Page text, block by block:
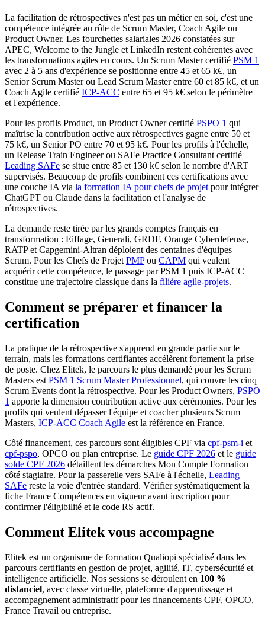
La facilitation de rétrospectives n'est pas un métier en soi, c'est une
compétence intégrée au rôle de Scrum Master, Coach Agile ou
Product Owner. Les fourchettes salariales 2026 constatées sur
APEC, Welcome to the Jungle et LinkedIn restent cohérentes avec
les transformations agiles en cours. Un Scrum Master certifié PSM 1
avec 2 à 5 ans d'expérience se positionne entre 45 et 65 k€, un
Senior Scrum Master ou Lead Scrum Master entre 60 et 85 k€, et un
Coach Agile certifié ICP-ACC entre 65 et 95 k€ selon le périmètre
et l'expérience.
Pour les profils Product, un Product Owner certifié PSPO 1 qui
maîtrise la contribution active aux rétrospectives gagne entre 50 et
75 k€, un Senior PO entre 70 et 95 k€. Pour les profils à l'échelle,
un Release Train Engineer ou SAFe Practice Consultant certifié
Leading SAFe se situe entre 85 et 130 k€ selon le nombre d'ART
supervisés. Beaucoup de profils combinent ces certifications avec
une couche IA via la formation IA pour chefs de projetpour intégrer
ChatGPT ou Claude dans la facilitation et l'analyse de
rétrospectives.
La demande reste tirée par les grands comptes français en
transformation : Eiffage, Generali, GRDF, Orange Cyberdefense,
RATP et Capgemini-Altran déploient des centaines d'équipes
Scrum. Pour les Chefs de ProjetPMPou CAPM qui veulent
acquérir cette compétence, le passage par PSM 1 puis ICP-ACC
constitue une trajectoire classique dans la filière agile-projets.
Comment se préparer et financer la
certification
La pratique de la rétrospective s'apprend en grande partie sur le
terrain, mais les formations certifiantes accélèrent fortement la prise
de poste. Chez Elitek, le parcours le plus demandé pour les Scrum
Masters est PSM 1 Scrum Master Professionnel, qui couvre les cinq
Scrum Events dont la rétrospective. Pour les Product Owners, PSPO
1 apporte la dimension contribution active aux cérémonies. Pour les
profils qui veulent dépasser l'équipe et coacher plusieurs Scrum
Masters, ICP-ACC Coach Agile est la référence en France.
Côté financement, ces parcours sont éligibles CPF via cpf-psm-i et
cpf-pspo, OPCO ou plan entreprise. Le guide CPF 2026 et le guide
solde CPF 2026 détaillent les démarches Mon Compte Formation
côté stagiaire. Pour la passerelle vers SAFe à l'échelle, Leading
SAFe reste la voie d'entrée standard. Vérifier systématiquement la
fiche France Compétences en vigueur avant inscription pour
confirmer l'éligibilité et le code RS actif.
Comment Elitek vous accompagne
Elitek est un organisme de formation Qualiopi spécialisé dans les
parcours certifiants en gestion de projet, agilité, IT, cybersécurité et
intelligence artificielle. Nos sessions se déroulent en 100 %
distanciel, avec classe virtuelle, plateforme d'apprentissage et
accompagnement administratif pour les financements CPF, OPCO,
France Travail ou entreprise.